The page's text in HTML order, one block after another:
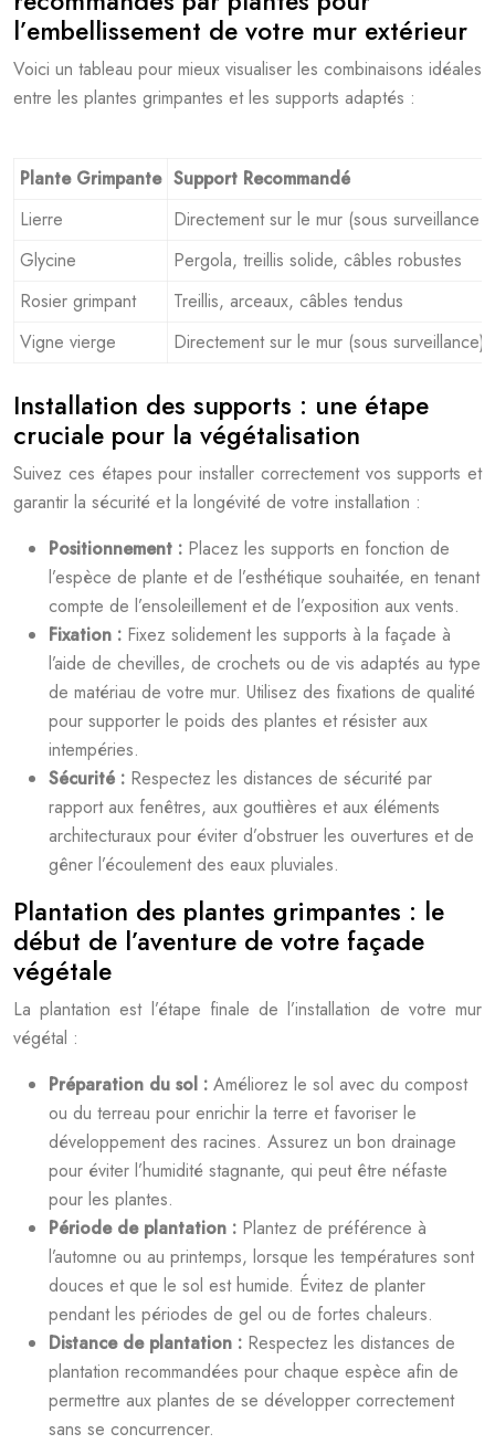
l’embellissement de votre mur extérieur
Voici un tableau pour mieux visualiser les combinaisons idéales
entre les plantes grimpantes et les supports adaptés :
Plante Grimpante Support Recommandé
Lierre
Directement sur le mur (sous surveillance
Glycine
Pergola, treillis solide, câbles robustes
Rosier grimpant
Treillis, arceaux, câbles tendus
Vigne vierge
Directement sur le mur (sous
Installation des supports : une étape
cruciale pour la végétalisation
Suivez ces étapes pour installer correctement vos supports et
garantir la sécurité et la longévité de votre installation :
Positionnement : Placez les supports en fonction de
l’espèce de plante et de l’esthétique souhaitée, en tenant
compte de l’ensoleillement et de l’exposition aux vents.
Fixation : Fixez solidement les supports à la façade à
l’aide de chevilles, de crochets ou de vis adaptés au type
de matériau de votre mur. Utilisez des fixations de qualité
pour supporter le poids des plantes et résister aux
intempéries.
Sécurité : Respectez les distances de sécurité par
rapport aux fenêtres, aux gouttières et aux éléments
architecturaux pour éviter d’obstruer les ouvertures et de
gêner l’écoulement des eaux pluviales.
Plantation des plantes grimpantes : le
début de l’aventure de votre façade
végétale
La plantation est l’étape finale de l’installation de votre mur
végétal :
Préparation du sol : Améliorez le sol avec du compost
ou du terreau pour enrichir la terre et favoriser le
développement des racines. Assurez un bon drainage
pour éviter l’humidité stagnante, qui peut être néfaste
pour les plantes.
Période de plantation : Plantez de préférence à
l’automne ou au printemps, lorsque les températures sont
douces et que le sol est humide. Évitez de planter
pendant les périodes de gel ou de fortes chaleurs.
Distance de plantation : Respectez les distances de
plantation recommandées pour chaque espèce afin de
permettre aux plantes de se développer correctement
sans se concurrencer.